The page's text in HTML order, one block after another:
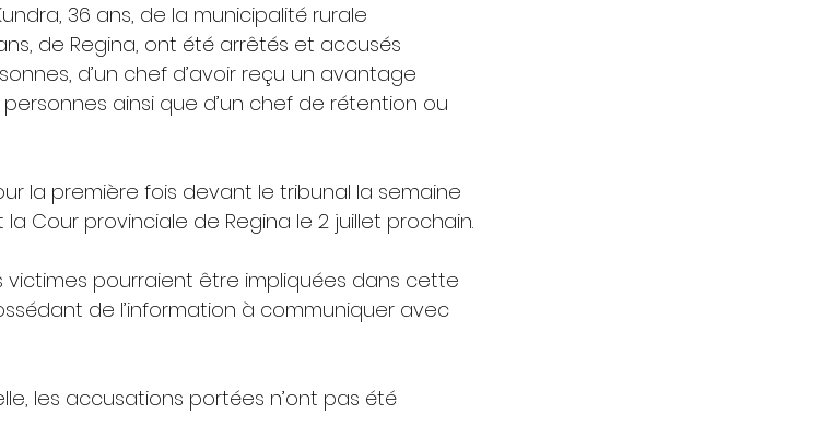
36 ans, de la municipalité rurale
de Regina, ont été arrêtés et accusés
d’un chef d’avoir reçu un avantage
ainsi que d’un chef de rétention ou
la première fois devant le tribunal la semaine
Cour provinciale de Regina le 2 juillet prochain.
victimes pourraient être impliquées dans cette
de l’information à communiquer avec
les accusations portées n’ont pas été